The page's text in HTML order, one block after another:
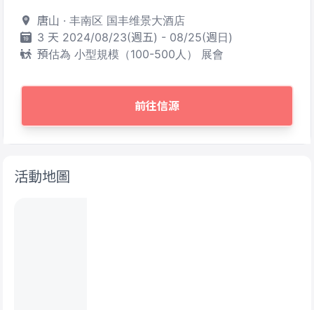
唐山 · 丰南区 国丰维景大酒店
3 天 2024/08/23(週五) - 08/25(週日)
預估為 小型規模（100-500人） 展會
前往信源
活動地圖